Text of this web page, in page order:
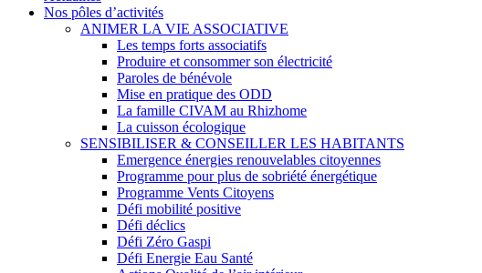
Nos pôles d’activités
ANIMER LA VIE ASSOCIATIVE
Les temps forts associatifs
Produire et consommer son électricité
Paroles de bénévole
Mise en pratique des ODD
La famille CIVAM au Rhizhome
La cuisson écologique
SENSIBILISER & CONSEILLER LES HABITANTS
Emergence énergies renouvelables citoyennes
Programme pour plus de sobriété énergétique
Programme Vents Citoyens
Défi mobilité positive
Défi déclics
Défi Zéro Gaspi
Défi Energie Eau Santé